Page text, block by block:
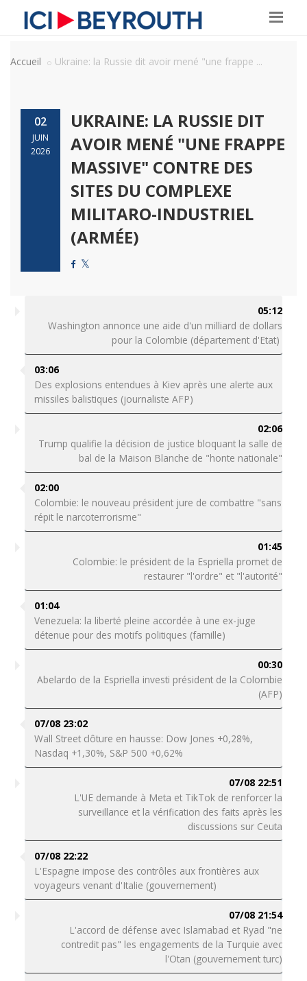
Accueil Ukraine: la Russie dit avoir mené "une frappe ...
02
JUIN
2026
UKRAINE: LA RUSSIE DIT
AVOIR MENÉ "UNE FRAPPE
MASSIVE" CONTRE DES
SITES DU COMPLEXE
MILITARO-INDUSTRIEL
(ARMÉE)
05:12
Washington annonce une aide d'un milliard de dollars
pour la Colombie (département d'Etat)
03:06
Des explosions entendues à Kiev après une alerte aux
missiles balistiques (journaliste AFP)
02:06
Trump qualifie la décision de justice bloquant la salle de
bal de la Maison Blanche de "honte nationale"
02:00
Colombie: le nouveau président jure de combattre "sans
répit le narcoterrorisme"
01:45
Colombie: le président de la Espriella promet de
restaurer "l'ordre" et "l'autorité"
01:04
Venezuela: la liberté pleine accordée à une ex-juge
détenue pour des motifs politiques (famille)
00:30
Abelardo de la Espriella investi président de la Colombie
(AFP)
07/08 23:02
Wall Street clôture en hausse: Dow Jones +0,28%,
Nasdaq +1,30%, S&P 500 +0,62%
07/08 22:51
L'UE demande à Meta et TikTok de renforcer la
surveillance et la vérification des faits après les
discussions sur Ceuta
07/08 22:22
L'Espagne impose des contrôles aux frontières aux
voyageurs venant d'Italie (gouvernement)
07/08 21:54
L'accord de défense avec Islamabad et Ryad "ne
contredit pas" les engagements de la Turquie avec
l'Otan (gouvernement turc)